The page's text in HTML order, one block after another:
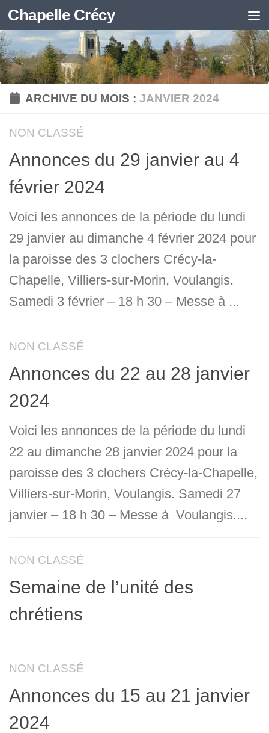
Skip to content
Chapelle Crécy
ARCHIVE DU MOIS :JANVIER 2024
NON CLASSÉ
Annonces du 29 janvier au 4
février 2024
Voici les annonces de la période du lundi
29 janvier au dimanche 4 février 2024 pour
la paroisse des 3 clochers Crécy-la-
Chapelle, Villiers-sur-Morin, Voulangis.
Samedi 3 février – 18 h 30 – Messe à ...
NON CLASSÉ
Annonces du 22 au 28 janvier
2024
Voici les annonces de la période du lundi
22 au dimanche 28 janvier 2024 pour la
paroisse des 3 clochers Crécy-la-Chapelle,
Villiers-sur-Morin, Voulangis. Samedi 27
janvier – 18 h 30 – Messe à Voulangis....
NON CLASSÉ
Semaine de l’unité des
chrétiens
NON CLASSÉ
Annonces du 15 au 21 janvier
2024